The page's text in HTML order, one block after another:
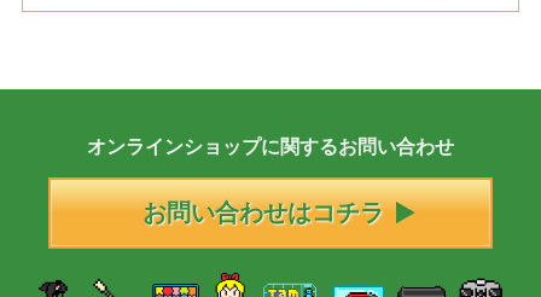
オンラインショップに関するお問い合わせ
お問い合わせはコチラ